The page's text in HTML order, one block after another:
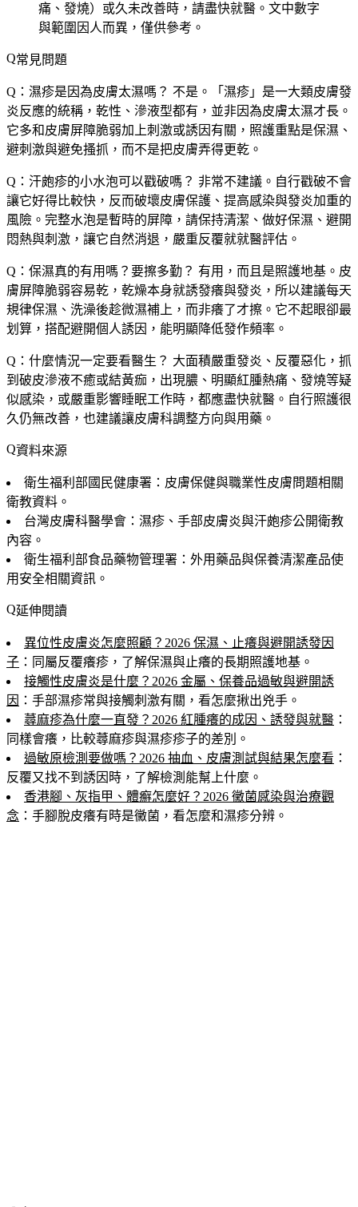
痛、發燒）或久未改善時，請盡快就醫。文中數字
與範圍因人而異，僅供參考。
常見問題
Q：濕疹是因為皮膚太濕嗎？ 不是。「濕疹」是一大類皮膚發
炎反應的統稱，乾性、滲液型都有，並非因為皮膚太濕才長。
它多和皮膚屏障脆弱加上刺激或誘因有關，照護重點是保濕、
避刺激與避免搔抓，而不是把皮膚弄得更乾。
Q：汗皰疹的小水泡可以戳破嗎？ 非常不建議。自行戳破不會
讓它好得比較快，反而破壞皮膚保護、提高感染與發炎加重的
風險。完整水泡是暫時的屏障，請保持清潔、做好保濕、避開
悶熱與刺激，讓它自然消退，嚴重反覆就就醫評估。
Q：保濕真的有用嗎？要擦多勤？ 有用，而且是照護地基。皮
膚屏障脆弱容易乾，乾燥本身就誘發癢與發炎，所以建議每天
規律保濕、洗澡後趁微濕補上，而非癢了才擦。它不起眼卻最
划算，搭配避開個人誘因，能明顯降低發作頻率。
Q：什麼情況一定要看醫生？ 大面積嚴重發炎、反覆惡化，抓
到破皮滲液不癒或結黃痂，出現膿、明顯紅腫熱痛、發燒等疑
似感染，或嚴重影響睡眠工作時，都應盡快就醫。自行照護很
久仍無改善，也建議讓皮膚科調整方向與用藥。
資料來源
衛生福利部國民健康署：皮膚保健與職業性皮膚問題相關
衛教資料。
台灣皮膚科醫學會：濕疹、手部皮膚炎與汗皰疹公開衛教
內容。
衛生福利部食品藥物管理署：外用藥品與保養清潔產品使
用安全相關資訊。
延伸閱讀
異位性皮膚炎怎麼照顧？2026 保濕、止癢與避開誘發因
子 ：同屬反覆癢疹，了解保濕與止癢的長期照護地基。
接觸性皮膚炎是什麼？2026 金屬、保養品過敏與避開誘
因 ：手部濕疹常與接觸刺激有關，看怎麼揪出兇手。
蕁麻疹為什麼一直發？2026 紅腫癢的成因、誘發與就醫 ：
同樣會癢，比較蕁麻疹與濕疹疹子的差別。
過敏原檢測要做嗎？2026 抽血、皮膚測試與結果怎麼看 ：
反覆又找不到誘因時，了解檢測能幫上什麼。
香港腳、灰指甲、體癬怎麼好？2026 黴菌感染與治療觀
念 ：手腳脫皮癢有時是黴菌，看怎麼和濕疹分辨。